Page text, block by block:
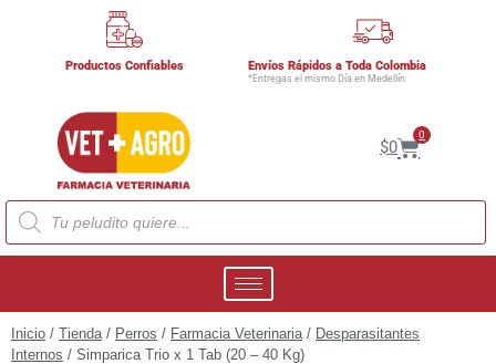
Productos Confiables Envíos Rápidos a Toda Colombia
*Entregas el mismo Día en Medellín
$0
0
Inicio / Tienda/ Perros / Farmacia Veterinaria/ Desparasitantes
Internos / Simparica Trio x 1 Tab (20 – 40 Kg)